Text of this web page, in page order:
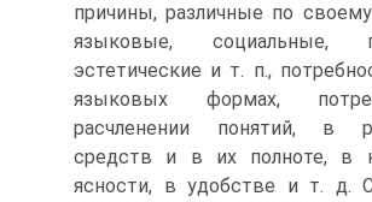
причины, различные по
языковые, социальные,
эстетические и т. п.,
языковых формах,
расчленении понятий, в
средств и в их полноте, в
ясности, в удобстве и т. д.